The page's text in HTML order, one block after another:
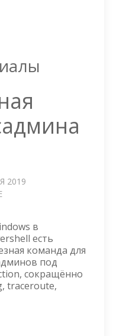
2019
ПОЛЕЗНАЯ
КОМАНДА
СИСАДМИНА
в
есть
команда для
под
сокращённо
traceroute,